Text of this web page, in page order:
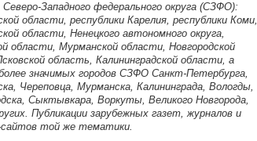
Западного федерального округа (СЗФО):
области, республики Карелия, республики Коми,
области, Ненецкого автономного округа,
области, Мурманской области, Новгородской
область, Калининградской области, а
значимых городов СЗФО Санкт-Петербурга,
Череповца, Мурманска, Калининграда, Вологды,
Сыктывкара, Воркуты, Великого Новгорода,
Публикации зарубежных газет, журналов и
той же тематики.